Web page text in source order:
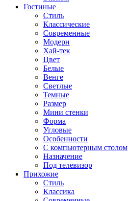
Гостиные
Стиль
Классические
Современные
Модерн
Хай-тек
Цвет
Белые
Венге
Светлые
Темные
Размер
Мини стенки
Форма
Угловые
Особенности
С компьютерным столом
Назначение
Под телевизор
Прихожие
Стиль
Классика